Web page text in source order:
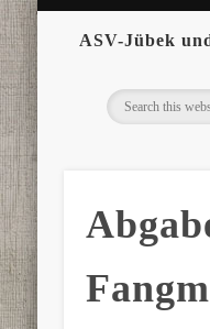
ASV-Jübek